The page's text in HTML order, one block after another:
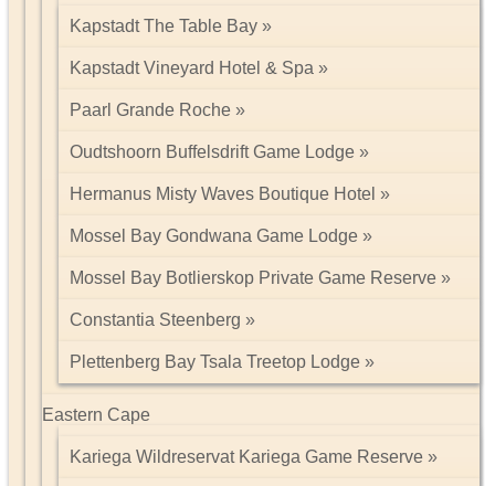
Kapstadt The Table Bay
Kapstadt Vineyard Hotel & Spa
Paarl Grande Roche
Oudtshoorn Buffelsdrift Game Lodge
Hermanus Misty Waves Boutique Hotel
Mossel Bay Gondwana Game Lodge
Mossel Bay Botlierskop Private Game Reserve
Constantia Steenberg
Plettenberg Bay Tsala Treetop Lodge
Eastern Cape
Kariega Wildreservat Kariega Game Reserve